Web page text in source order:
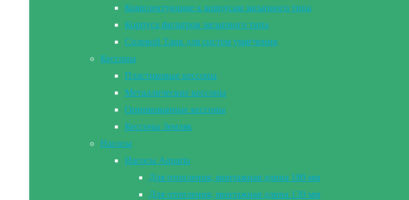
Комплектующие к корпусам засыпного типа
Корпуса фильтров засыпного типа
Солевой Танк для систем умягчения
Кессоны
Пластиковые кессоны
Металлические кессоны
Оцинкованные кессоны
Кессоны Земляк
Насосы
Насосы Aquario
Для отопления, монтажная длина 180 мм
Для отопления, монтажная длина 130 мм